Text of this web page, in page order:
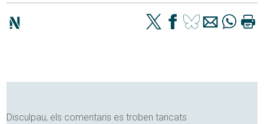
Disculpau, els comentaris es troben tancats